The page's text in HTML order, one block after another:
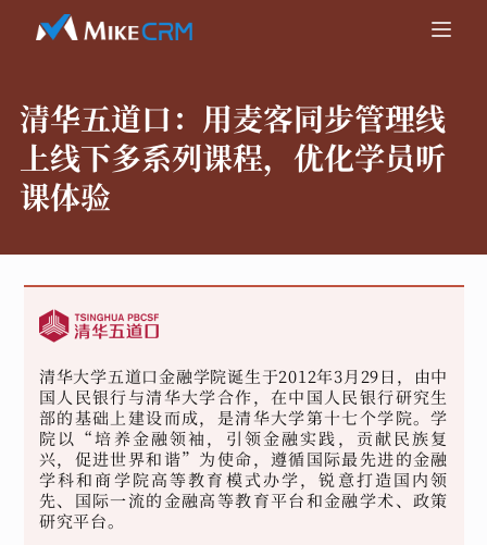
清华五道口： 用麦客同步管理线
上线下多系列课程，优化学员听
课体验
清华大学五道口金融学院诞生于2012年3月29日，由中
国人民银行与清华大学合作，在中国人民银行研究生
部的基础上建设而成，是清华大学第十七个学院。学
院以“培养金融领袖，引领金融实践，贡献民族复
兴，促进世界和谐”为使命，遵循国际最先进的金融
学科和商学院高等教育模式办学，锐意打造国内领
先、国际一流的金融高等教育平台和金融学术、政策
研究平台。